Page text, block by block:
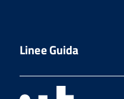
Linee Guida